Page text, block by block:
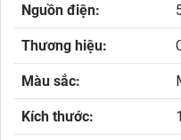
Nguồn điện:
Thương hiệu:
Màu sắc:
Kích thước: